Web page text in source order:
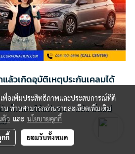
แล้วเกิดอุบัติเหตุประกันเคลมได้
บก็เคลมได้แต่จริง ๆ แล้ว ขึ้นอยู่
ม์
เพื่อเพิ่มประสิทธิภาพและประสบการณ์ที่ดี
น ท่านสามารถอ่านรายละเอียดเพิ่มเติม
ตัว และ นโยบายคุกกี้
กี้ ยอมรับทั้งหมด